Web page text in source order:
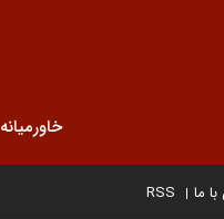
خاورمیانه
ما RSS